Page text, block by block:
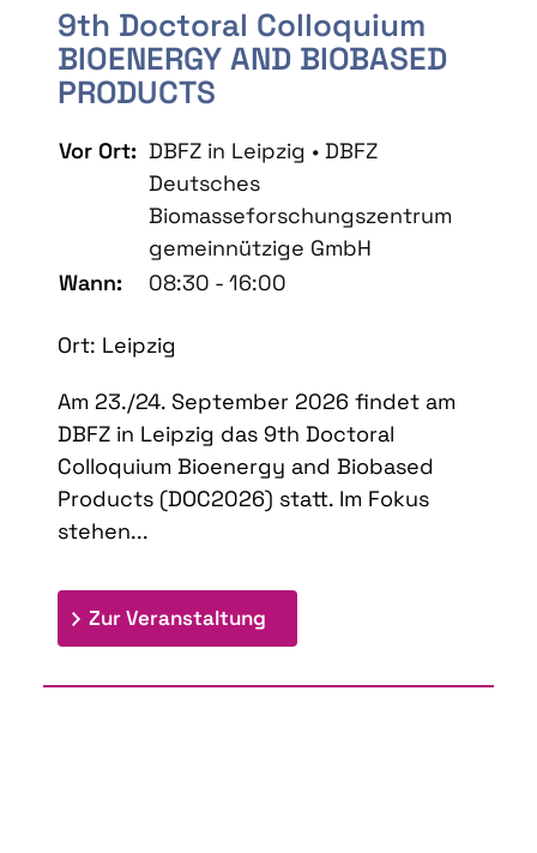
9th Doctoral Colloquium
BIOENERGY AND BIOBASED
PRODUCTS
Vor Ort: DBFZ in Leipzig • DBFZ
Deutsches
Biomasseforschungszentrum
gemeinnützige GmbH
Wann:
08:30 - 16:00
Ort: Leipzig
Am 23./24. September 2026 findet am
DBFZ in Leipzig das 9th Doctoral
Colloquium Bioenergy and Biobased
Products (DOC2026) statt. Im Fokus
stehen...
Zur Veranstaltung